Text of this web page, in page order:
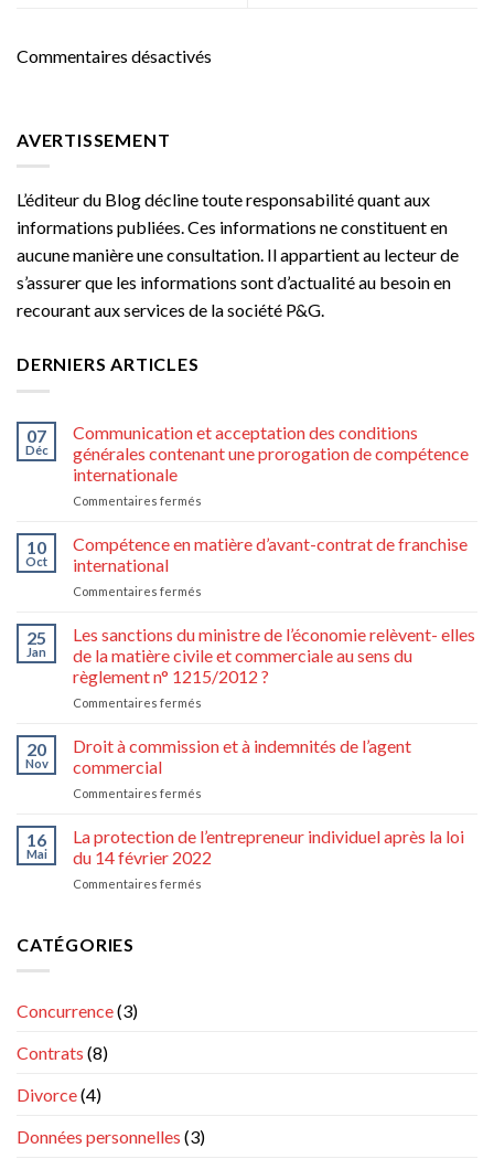
Commentaires désactivés
AVERTISSEMENT
L’éditeur du Blog décline toute responsabilité quant aux
informations publiées. Ces informations ne constituent en
aucune manière une consultation. Il appartient au lecteur de
s’assurer que les informations sont d’actualité au besoin en
recourant aux services de la société P&G.
DERNIERS ARTICLES
07
Déc
Communication et acceptation des conditions
générales contenant une prorogation de compétence
internationale
Commentaires fermés
acceptation
contenant
une
prorogation
de
10
Oct
Compétence en matière d’avant-contrat de franchise
international
Commentaires fermés
en
matière
d’avant-
contrat
international
25
Jan
Les sanctions du ministre de l’économie relèvent- elles
de la matière civile et commerciale au sens du
règlement n° 1215/2012 ?
Commentaires fermés
sanctions
du
relèvent-
elles
20
Nov
Droit à commission et à indemnités de l’agent
commercial
Commentaires fermés
à
commission
et
16
Mai
La protection de l’entrepreneur individuel après la loi
du 14 février 2022
Commentaires fermés
CATÉGORIES
Concurrence(3)
Contrats (8)
Divorce(4)
Données personnelles (3)